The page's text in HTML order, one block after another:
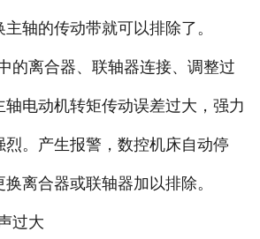
轴的传动带就可以排除了。
离合器、联轴器连接、调整过
电动机转矩传动误差过大，强力
烈。产生报警，数控机床自动停
离合器或联轴器加以排除。
过大